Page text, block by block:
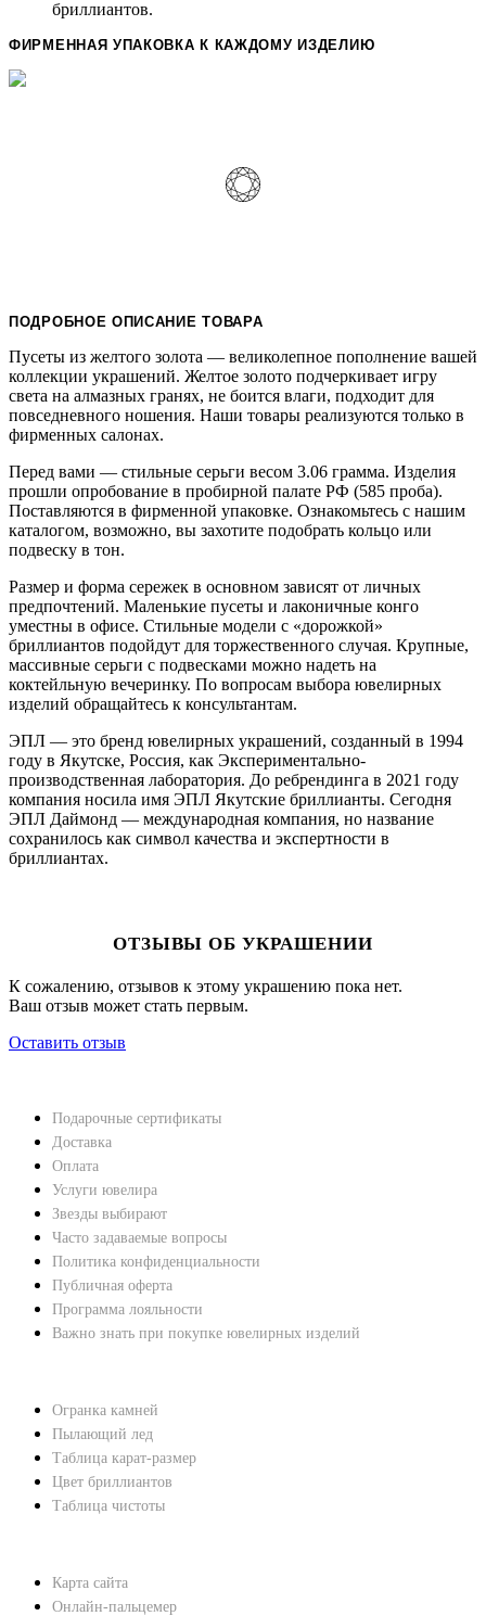
бриллиантов.
ФИРМЕННАЯ УПАКОВКА К КАЖДОМУ ИЗДЕЛИЮ
ПОДРОБНОЕ ОПИСАНИЕ ТОВАРА
Пусеты из желтого золота — великолепное пополнение вашей
коллекции украшений. Желтое золото подчеркивает игру
света на алмазных гранях, не боится влаги, подходит для
повседневного ношения. Наши товары реализуются только в
фирменных салонах.
Перед вами — стильные серьги весом 3.06 грамма. Изделия
прошли опробование в пробирной палате РФ (585 проба).
Поставляются в фирменной упаковке. Ознакомьтесь с нашим
каталогом, возможно, вы захотите подобрать кольцо или
подвеску в тон.
Размер и форма сережек в основном зависят от личных
предпочтений. Маленькие пусеты и лаконичные конго
уместны в офисе. Стильные модели с «дорожкой»
бриллиантов подойдут для торжественного случая. Крупные,
массивные серьги с подвесками можно надеть на
коктейльную вечеринку. По вопросам выбора ювелирных
изделий обращайтесь к консультантам.
ЭПЛ — это бренд ювелирных украшений, созданный в 1994
году в Якутске, Россия, как Экспериментально-
производственная лаборатория. До ребрендинга в 2021 году
компания носила имя ЭПЛ Якутские бриллианты. Сегодня
ЭПЛ Даймонд — международная компания, но название
сохранилось как символ качества и экспертности в
бриллиантах.
ОТЗЫВЫ ОБ УКРАШЕНИИ
К сожалению, отзывов к этому украшению пока нет.
Ваш отзыв может стать первым.
Оставить отзыв
Подарочные сертификаты
Доставка
Оплата
Услуги ювелира
Звезды выбирают
Часто задаваемые вопросы
Политика конфиденциальности
Публичная оферта
Программа лояльности
Важно знать при покупке ювелирных изделий
Огранка камней
Пылающий лед
Таблица карат-размер
Цвет бриллиантов
Таблица чистоты
Карта сайта
Онлайн-пальцемер